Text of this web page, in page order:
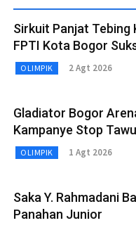
Sirkuit Panjat Tebing
FPTI Kota Bogor
OLIMPIK 2 Agt 2026
Gladiator Bogor
Kampanye Stop
OLIMPIK 1 Agt 2026
Saka Y. Rahmadani
Panahan Junior